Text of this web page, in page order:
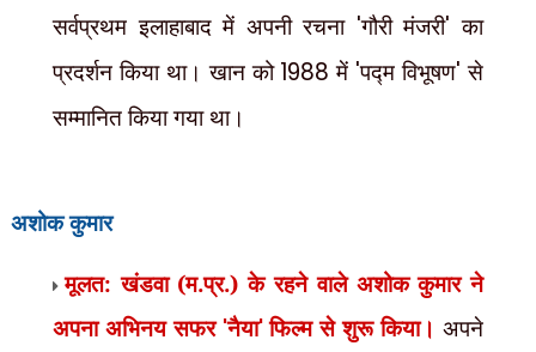
सर्वप्रथम इलाहाबाद में अपनी रचना 'गौरी मंजरी'का
प्रदर्शन किया था। खान को 1988 में 'पद्म विभूषण'से
सम्मानित किया गया था।
अशोक कुमार
मूलत: खंडवा (म.प्र.) के रहने वाले अशोक कुमार ने
अपना अभिनय सफर 'नैया'फिल्म से शुरू किया।अपने